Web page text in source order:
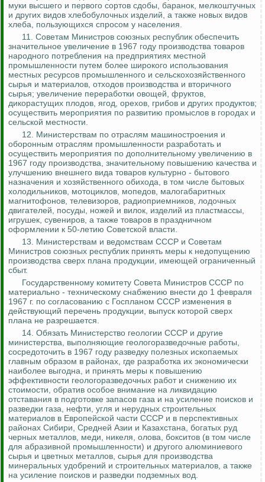
муки высшего и первого сортов сдобы, баранок, мелкоштучных
и других видов хлебобулочных изделий, а также новых видов
хлеба, пользующихся спросом у населения.
11. Советам Министров союзных республик обеспечить
значительное увеличение в 1967 году производства товаров
народного потребления на предприятиях местной
промышленности путем более широкого использования
местных ресурсов промышленного и сельскохозяйственного
сырья и материалов, отходов производства и вторичного
сырья; увеличение переработки овощей, фруктов,
дикорастущих плодов, ягод, орехов, грибов и других продуктов;
осуществить мероприятия по развитию промыслов в городах и
сельской местности.
12. Министерствам по отраслям машиностроения и
оборонным отраслям промышленности разработать и
осуществить мероприятия по дополнительному увеличению в
1967 году производства, значительному повышению качества и
улучшению внешнего вида товаров культурно - бытового
назначения и хозяйственного обихода, в том числе бытовых
холодильников, мотоциклов, мопедов, малогабаритных
магнитофонов, телевизоров, радиоприемников, лодочных
двигателей, посуды, ножей и вилок, изделий из пластмассы,
игрушек, сувениров, а также товаров в праздничном
оформлении к 50-летию Советской власти.
13. Министерствам и ведомствам СССР и Советам
Министров союзных республик принять меры к недопущению
производства сверх плана продукции, имеющей ограниченный
сбыт.
Государственному комитету Совета Министров СССР по
материально - техническому снабжению внести до 1 февраля
1967 г. по согласованию с Госпланом СССР изменения в
действующий перечень продукции, выпуск которой сверх
плана не разрешается.
14. Обязать Министерство геологии СССР и другие
министерства, выполняющие геологоразведочные работы,
сосредоточить в 1967 году разведку полезных ископаемых
главным образом в районах, где разработка их экономически
наиболее выгодна, и принять меры к повышению
эффективности геологоразведочных работ и снижению их
стоимости, обратив особое внимание на ликвидацию
отставания в подготовке запасов газа и на усиление поисков и
разведки газа, нефти, угля и нерудных строительных
материалов в Европейской части СССР и в перспективных
районах Сибири, Средней Азии и Казахстана, богатых руд
черных металлов, меди, никеля, олова, бокситов (в том числе
для абразивной промышленности) и другого алюминиевого
сырья и цветных металлов, сырья для производства
минеральных удобрений и строительных материалов, а также
на усиление поисков и разведки подземных вод.